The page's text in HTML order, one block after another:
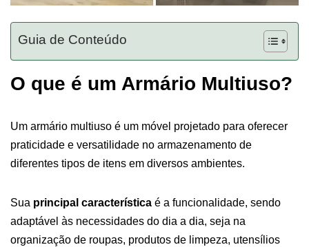
Guia de Conteúdo
O que é um Armário Multiuso?
Um armário multiuso é um móvel projetado para oferecer
praticidade e versatilidade no armazenamento de
diferentes tipos de itens em diversos ambientes.
Sua principal característica é a funcionalidade, sendo
adaptável às necessidades do dia a dia, seja na
organização de roupas, produtos de limpeza, utensílios